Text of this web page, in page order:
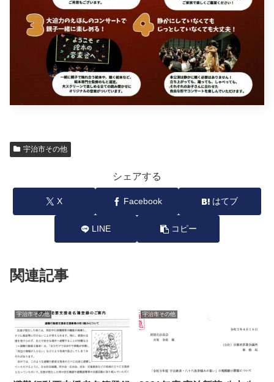
宇治市その他
シェアする
X Facebook はてブ
LINE コピー
関連記事
宇治市その他 宇治市その他